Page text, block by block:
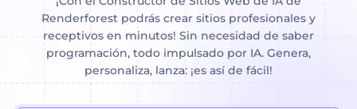
Renderforest podrás crear sitios profesionales y
receptivos en minutos! Sin necesidad de saber
programación, todo impulsado por IA. Genera,
personaliza, lanza: ¡es así de fácil!